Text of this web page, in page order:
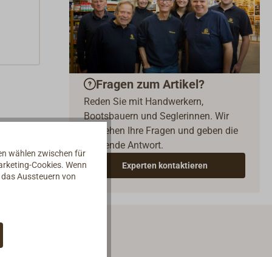
Fragen zum Artikel?
Reden Sie mit Handwerkern,
Bootsbauern und Seglerinnen. Wir
verstehen Ihre Fragen und geben die
passende Antwort.
Experten kontaktieren
wählen zwischen für
Cookies. Wenn
Aussteuern von